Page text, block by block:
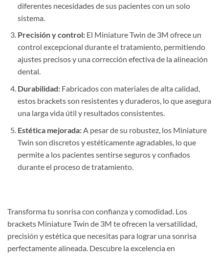
diferentes necesidades de sus pacientes con un solo
sistema.
Precisión y control:El Miniature Twin de 3M ofrece un
control excepcional durante el tratamiento, permitiendo
ajustes precisos y una corrección efectiva de la alineación
dental.
Durabilidad:Fabricados con materiales de alta calidad,
estos brackets son resistentes y duraderos, lo que asegura
una larga vida útil y resultados consistentes.
Estética mejorada:A pesar de su robustez, los Miniature
Twin son discretos y estéticamente agradables, lo que
permite a los pacientes sentirse seguros y confiados
durante el proceso de tratamiento.
Transforma tu sonrisa con confianza y comodidad. Los
brackets Miniature Twin de 3M te ofrecen la versatilidad,
precisión y estética que necesitas para lograr una sonrisa
perfectamente alineada. Descubre la excelencia en